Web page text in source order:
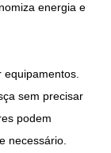
energia e
sem precisar
podem
necessário.